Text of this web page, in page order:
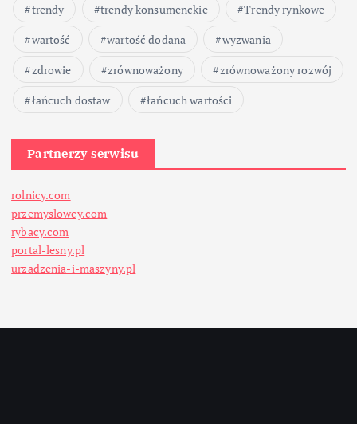
trendy
trendy konsumenckie
Trendy rynkowe
wartość
wartość dodana
wyzwania
zdrowie
zrównoważony
zrównoważony rozwój
łańcuch dostaw
łańcuch wartości
Partnerzy serwisu
rolnicy.com
przemyslowcy.com
rybacy.com
portal-lesny.pl
urzadzenia-i-maszyny.pl